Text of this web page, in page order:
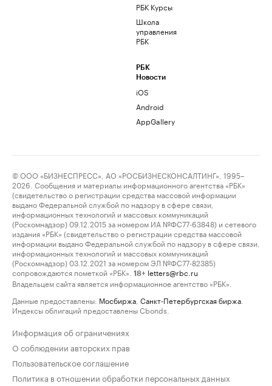
РБК Курсы
Школа
управления
РБК
РБК
Новости
iOS
Android
AppGallery
© ООО «БИЗНЕСПРЕСС», АО «РОСБИЗНЕСКОНСАЛТИНГ», 1995–
2026. Сообщения и материалы информационного агентства «РБК»
(свидетельство о регистрации средства массовой информации
выдано Федеральной службой по надзору в сфере связи,
информационных технологий и массовых коммуникаций
(Роскомнадзор) 09.12.2015 за номером ИА №ФС77-63848) и сетевого
издания «РБК» (свидетельство о регистрации средства массовой
информации выдано Федеральной службой по надзору в сфере связи,
информационных технологий и массовых коммуникаций
(Роскомнадзор) 03.12.2021 за номером ЭЛ №ФС77-82385)
сопровождаются пометкой «РБК».
18+ letters@rbc.ru
Владельцем сайта является информационное агентство «РБК».
Данные предоставлены: Мосбиржа Санкт-Петербургская биржа
Индексы облигаций предоставлены Cbonds.
Информация об ограничениях
О соблюдении авторских прав
Пользовательское соглашение
Политика в отношении обработки персональных данных